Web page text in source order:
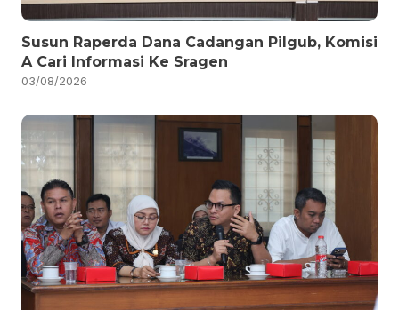
Susun Raperda Dana Cadangan Pilgub, Komisi
A Cari Informasi Ke Sragen
03/08/2026